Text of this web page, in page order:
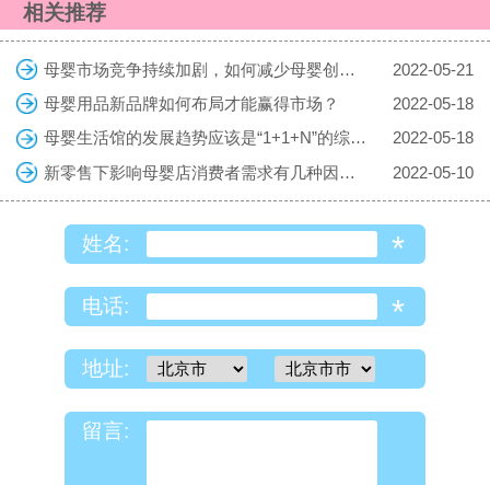
相关推荐
母婴市场竞争持续加剧，如何减少母婴创业的风险
2022-05-21
母婴用品新品牌如何布局才能赢得市场？
2022-05-18
母婴生活馆的发展趋势应该是“1+1+N”的综合体
2022-05-18
新零售下影响母婴店消费者需求有几种因素？
2022-05-10
姓名: *
电话: *
地址:
留言: